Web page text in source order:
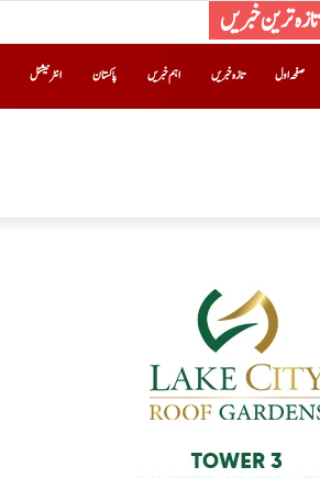
تازہ ترین خبریں
صفحہ اول تازہ خبریں اہم خبریں پاکستان انٹرنیشنل